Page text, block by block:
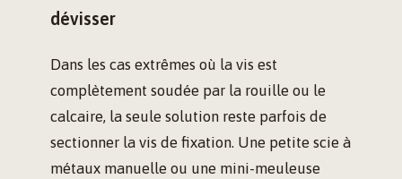
dévisser
Dans les cas extrêmes où la vis est
complètement soudée par la rouille ou le
calcaire, la seule solution reste parfois de
sectionner la vis de fixation. Une petite scie à
métaux manuelle ou une mini-meuleuse